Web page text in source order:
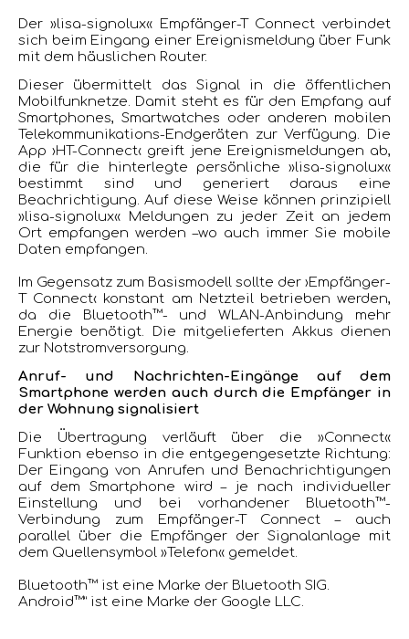
Der »lisa-signolux« Empfänger-T Connect verbindet
sich beim Eingang einer Ereignismeldung über Funk
mit dem häuslichen Router.
Dieser übermittelt das Signal in die öffentlichen
Mobilfunknetze. Damit steht es für den Empfang auf
Smartphones, Smartwatches oder anderen mobilen
Telekommunikations-Endgeräten zur Verfügung. Die
App ›HT-Connect‹ greift jene Ereignismeldungen ab,
die für die hinterlegte persönliche »lisa-signolux«
bestimmt sind und generiert daraus eine
Beachrichtigung. Auf diese Weise können prinzipiell
»lisa-signolux« Meldungen zu jeder Zeit an jedem
Ort empfangen werden –wo auch immer Sie mobile
Daten empfangen.
Im Gegensatz zum Basismodell sollte der ›Empfänger-
T Connect‹ konstant am Netzteil betrieben werden,
da die Bluetooth™- und WLAN-Anbindung mehr
Energie benötigt. Die mitgelieferten Akkus dienen
zur Notstromversorgung.
Anruf- und Nachrichten-Eingänge auf dem
Smartphone werden auch durch die Empfänger in
der Wohnung signalisiert
Die Übertragung verläuft über die »Connect«
Funktion ebenso in die entgegengesetzte Richtung:
Der Eingang von Anrufen und Benachrichtigungen
auf dem Smartphone wird – je nach individueller
Einstellung und bei vorhandener Bluetooth™-
Verbindung zum Empfänger-T Connect – auch
parallel über die Empfänger der Signalanlage mit
dem Quellensymbol »Telefon« gemeldet.
Bluetooth™ ist eine Marke der Bluetooth SIG.
Android™” ist eine Marke der Google LLC.